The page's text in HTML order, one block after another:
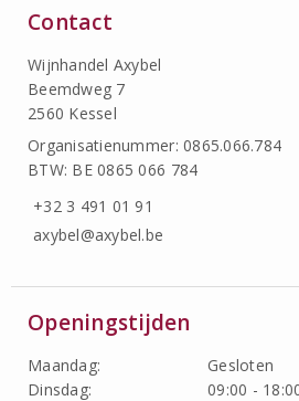
Contact
Wijnhandel Axybel
Beemdweg 7
2560 Kessel
Organisatienummer: 0865.066.784
BTW: BE 0865 066 784
+32 3 491 01 91
axybel@axybel.be
Openingstijden
Maandag:
Gesloten
Dinsdag:
09:00 -